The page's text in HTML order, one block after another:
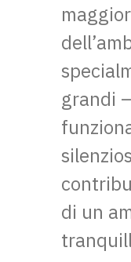
grandi
di un